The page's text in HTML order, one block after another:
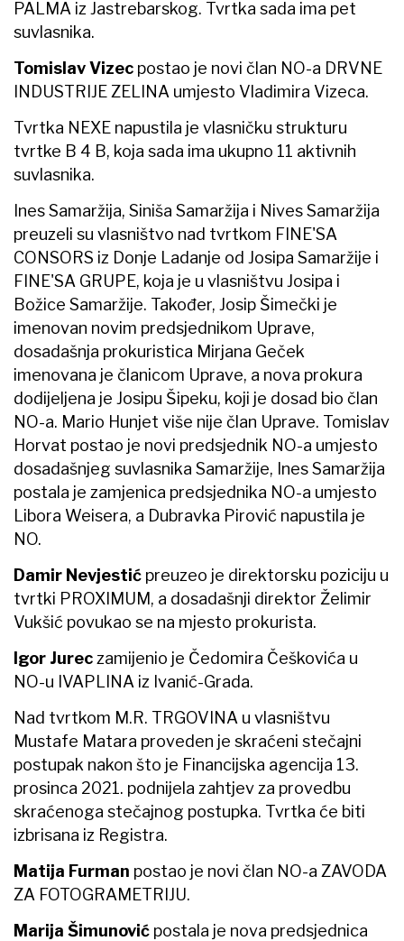
PALMA iz Jastrebarskog. Tvrtka sada ima pet
suvlasnika.
Tomislav Vizec postao je novi član NO-a DRVNE
INDUSTRIJE ZELINA umjesto Vladimira Vizeca.
Tvrtka NEXE napustila je vlasničku strukturu
tvrtke B 4 B, koja sada ima ukupno 11 aktivnih
suvlasnika.
Ines Samaržija, Siniša Samaržija i Nives Samaržija
preuzeli su vlasništvo nad tvrtkom FINE'SA
CONSORS iz Donje Ladanje od Josipa Samaržije i
FINE'SA GRUPE, koja je u vlasništvu Josipa i
Božice Samaržije. Također, Josip Šimečki je
imenovan novim predsjednikom Uprave,
dosadašnja prokuristica Mirjana Geček
imenovana je članicom Uprave, a nova prokura
dodijeljena je Josipu Šipeku, koji je dosad bio član
NO-a. Mario Hunjet više nije član Uprave. Tomislav
Horvat postao je novi predsjednik NO-a umjesto
dosadašnjeg suvlasnika Samaržije, Ines Samaržija
postala je zamjenica predsjednika NO-a umjesto
Libora Weisera, a Dubravka Pirović napustila je
NO.
Damir Nevjestić preuzeo je direktorsku poziciju u
tvrtki PROXIMUM, a dosadašnji direktor Želimir
Vukšić povukao se na mjesto prokurista.
Igor Jureczamijenio je Čedomira Češkovića u
NO-u IVAPLINA iz Ivanić-Grada.
Nad tvrtkom M.R. TRGOVINA u vlasništvu
Mustafe Matara proveden je skraćeni stečajni
postupak nakon što je Financijska agencija 13.
prosinca 2021. podnijela zahtjev za provedbu
skraćenoga stečajnog postupka. Tvrtka će biti
izbrisana iz Registra.
Matija Furman postao je novi član NO-a ZAVODA
ZA FOTOGRAMETRIJU.
Marija Šimunović postala je nova predsjednica